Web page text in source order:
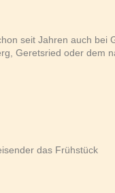
seit Jahren auch bei
Geretsried oder dem
das Frühstück